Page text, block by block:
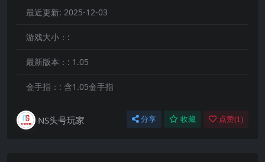
最近更新: 2025-12-03
游戏大小：:
最新版本：: 1.05
金手指：: 含1.05金手指
NS头号玩家 分享 收藏 点赞(1 )